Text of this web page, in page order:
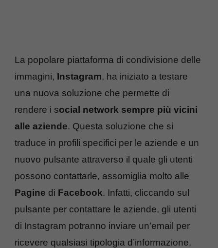
La popolare piattaforma di condivisione delle
immagini, Instagram, ha iniziato a testare
una nuova soluzione che permette di
rendere i social network sempre più vicini
alle aziende. Questa soluzione che si
traduce in profili specifici per le aziende e un
nuovo pulsante attraverso il quale gli utenti
possono contattarle, assomiglia molto alle
Pagine di Facebook. Infatti, cliccando sul
pulsante per contattare le aziende, gli utenti
di Instagram potranno inviare un’email per
ricevere qualsiasi tipologia d’informazione.